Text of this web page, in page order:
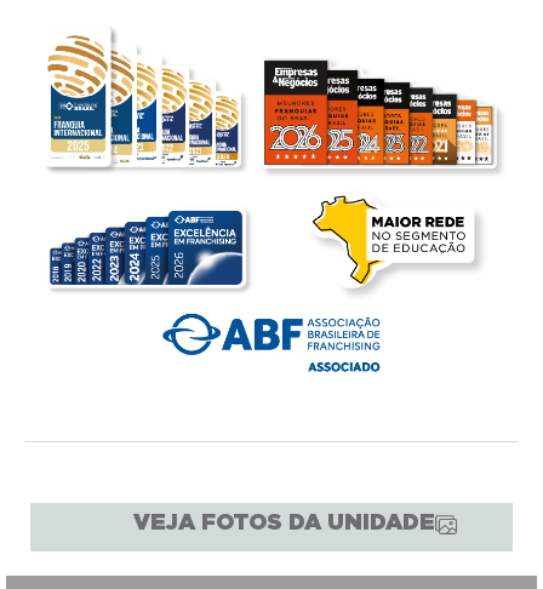
VEJA FOTOS DA UNIDADE